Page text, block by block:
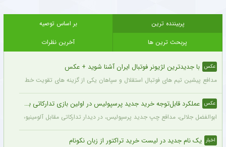
پربیننده ترین
بر اساس توصیه
پربحث ترین ها
آخرین نظرات
عکس با جدیدترین لژیونر فوتبال ایران آشنا شوید + عکس
مدافع پیشین تیم های فوتبال استقلال و سپاهان یکی از گزینه های تقویت خط دفاعی
عکس عملکرد قابل‌توجه خرید جدید پرسپولیس در اولین بازی تدارکاتی برای این تیم + عکس
ابوالفضل جلالی، مدافع چپ جدید پرسپولیس، در دیدار تدارکاتی مقابل آلومینیوم
اخبار یک نام جدید در لیست خرید تراکتور از زبان نکونام